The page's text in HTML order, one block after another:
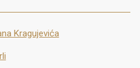
Kragujevića